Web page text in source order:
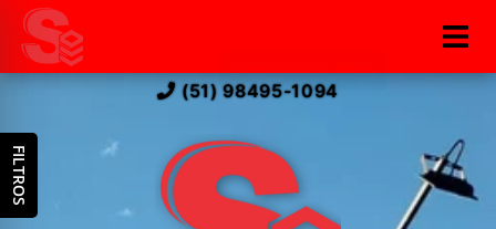
(51) 98495-1094
FILTROS